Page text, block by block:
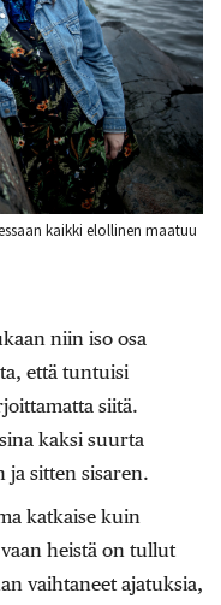
kaikki elollinen maatuu
niin iso osa
että tuntuisi
siitä.
kaksi suurta
ja sitten sisaren.
katkaise kuin
heistä on tullut
vaihtaneet ajatuksia,